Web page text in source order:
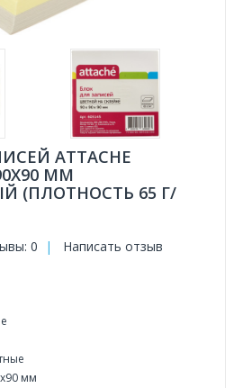
ATTACHE
ММ
(ПЛОТНОСТЬ 65 Г/
0 | Написать отзыв
мм